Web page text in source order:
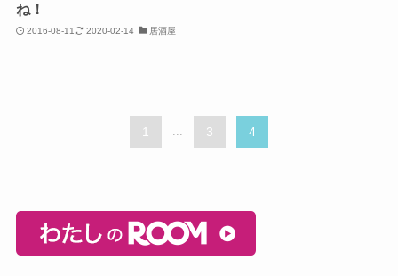
ね！
2016-08-11 2020-02-14 居酒屋
1 ... 3 4